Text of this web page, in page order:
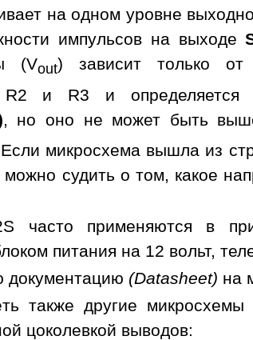
на одном уровне
импульсов на выходе
(Vout) зависит только от
R2 и R3 и
, но оно не может быть
микросхема вышла из
судить о том, какое
часто применяются в
питания на 12 вольт,
документацию (Datasheet) на
также другие
цоколевкой выводов: